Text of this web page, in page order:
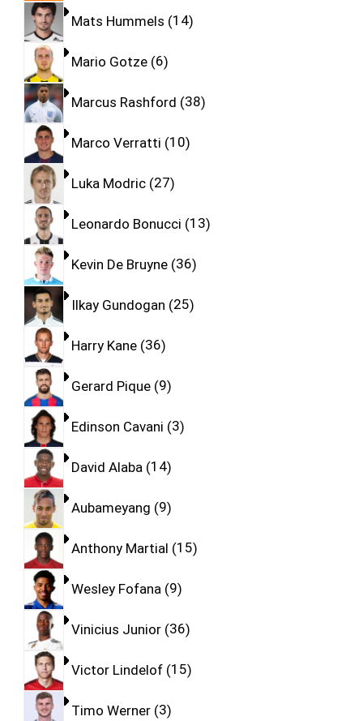
Mats Hummels 14
Mario Gotze 6
Marcus Rashford 38
Marco Verratti 10
Luka Modric 27
Leonardo Bonucci 13
Kevin De Bruyne 36
Ilkay Gundogan 25
Harry Kane 36
Gerard Pique 9
Edinson Cavani 3
David Alaba 14
Aubameyang 9
Anthony Martial 15
Wesley Fofana 9
Vinicius Junior 36
Victor Lindelof 15
Timo Werner 3